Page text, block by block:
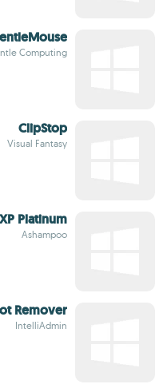
Computing
ClipStop
Visual Fantasy
Platinum
Ashampoo
Remover
IntelliAdmin